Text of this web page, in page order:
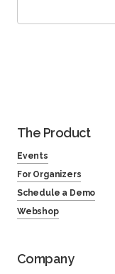
The Product
Events
For Organizers
Schedule a Demo
Webshop
Company